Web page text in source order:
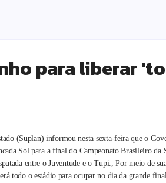
para liberar
(Suplan) informou nesta sexta-feira que o
Sol para a final do Campeonato Brasileiro da
entre o Juventude e o Tupi.,Por meio de
todo o estádio para ocupar no dia da grande